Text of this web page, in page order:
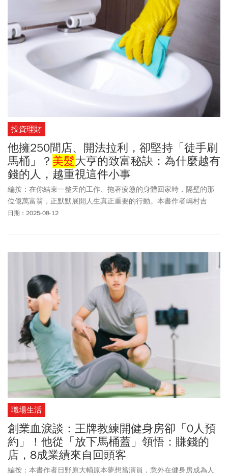
選沒人走過、甚至不被看好的路，靠著「就算從零開始也不怕」的
投資理財
他擁250間店、開法拉利，卻堅持「徒手刷
馬桶」？ 美髮大亨的致富秘訣：為什麼越有
錢的人，越重視這件小事
編按：在你結束一整天的工作、拖著疲憊的身體回家時，隔壁的那
位億萬富翁，正默默展開人生真正重要的行動。本書作者嶋村吉
洋，十多歲即創業，身兼實業家、投資家、電影製作人等多重身
日期：2025-08-12
職場生活
創業血淚談：王牌教練開健身房卻「0人預
約」！他從「放下馬桶蓋」領悟：賺錢的
店，8成業績來自回頭客
編按：本書作者日野原大輔原本夢想當演員，意外在健身房成為人